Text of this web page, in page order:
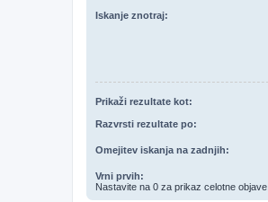
Iskanje znotraj:
Prikaži rezultate kot:
Razvrsti rezultate po:
Omejitev iskanja na zadnjih:
Vrni prvih:
Nastavite na 0 za prikaz celotne objave.